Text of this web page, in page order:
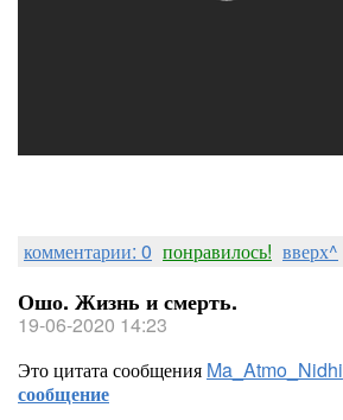
комментарии: 0 понравилось! вверх^
Ошо. Жизнь и смерть.
19-06-2020 14:23
Это цитата сообщения Ma_Atmo_Nidhi
сообщение